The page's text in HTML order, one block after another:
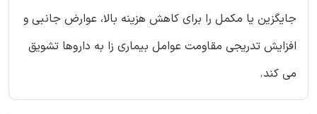
جایگزین یا مکمل را برای کاهش هزینه بالا، عوارض جانبی و
افزایش تدریجی مقاومت عوامل بیماری زا به داروها تشویق
می کند.